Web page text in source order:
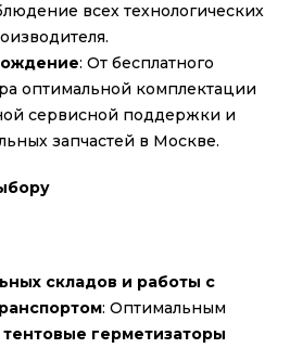
всех технологических
: От бесплатного
оптимальной комплектации
сервисной поддержки и
запчастей в Москве.
складов и работы с
: Оптимальным
тентовые герметизаторы